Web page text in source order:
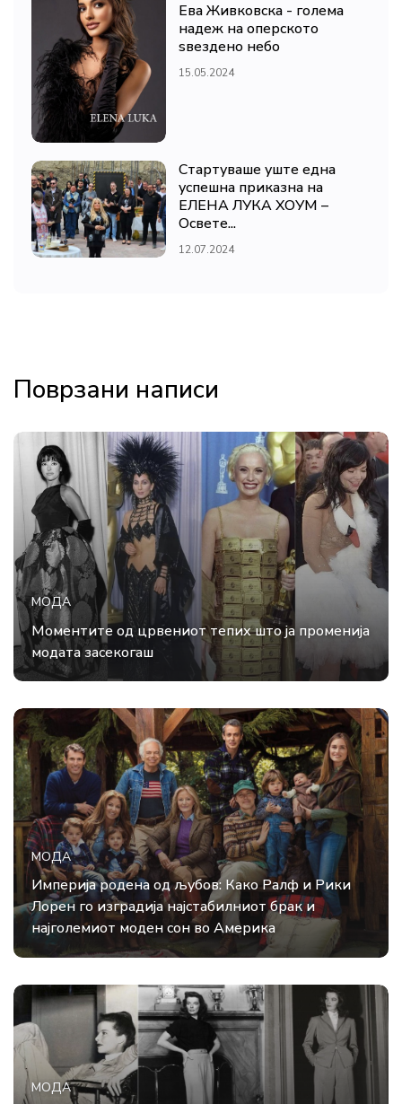
Ева Живковска - голема
надеж на оперското
ѕвездено небо
15.05.2024
Стартуваше уште една
успешна приказна на
ЕЛЕНА ЛУКА ХОУМ –
Освете...
12.07.2024
Поврзани написи
МОДА
Моментите од црвениот тепих што ја променија
модата засекогаш
МОДА
Империја родена од љубов: Како Ралф и Рики
Лорен го изградија најстабилниот брак и
најголемиот моден сон во Америка
МОДА